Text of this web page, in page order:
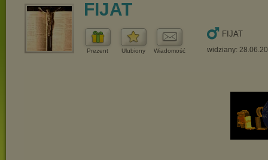
FIJAT
Prezent Ulubiony Wiadomość
FIJAT
widziany: